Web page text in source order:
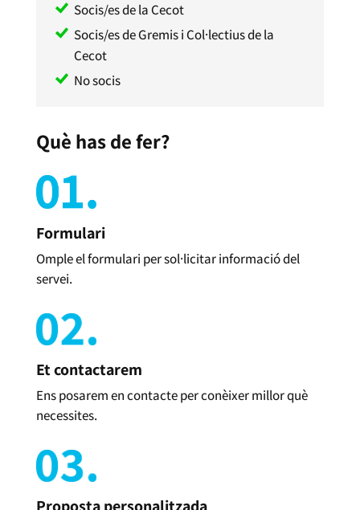
Socis/es de la Cecot
Socis/es de Gremis i Col·lectius de la
Cecot
No socis
Què has de fer?
Formulari
Omple el formulari per sol·licitar informació del
servei.
Et contactarem
Ens posarem en contacte per conèixer millor què
necessites.
Proposta personalitzada